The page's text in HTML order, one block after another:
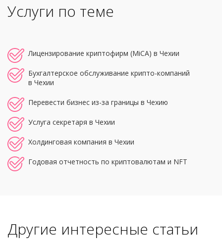
Услуги по теме
Лицензирование криптофирм (MiCA) в Чехии
Бухгалтерское обслуживание крипто-компаний
в Чехии
Перевести бизнес из-за границы в Чехию
Услуга секретаря в Чехии
Холдинговая компания в Чехии
Годовая отчетность по криптовалютам и NFT
Другие интересные статьи